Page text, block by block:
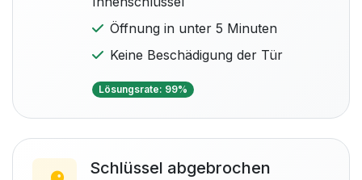
Öffnung in unter 5 Minuten
Keine Beschädigung der Tür
Lösungsrate: 99%
Schlüssel abgebrochen